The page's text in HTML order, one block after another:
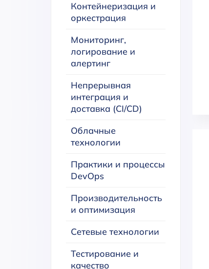
Контейнеризация и
оркестрация
Мониторинг,
логирование и
алертинг
Непрерывная
интеграция и
доставка (CI/CD)
Облачные
технологии
Практики и процессы
DevOps
Производительность
и оптимизация
Сетевые технологии
Тестирование и
качество